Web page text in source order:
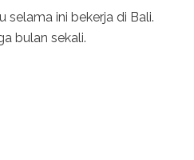
selama ini bekerja di Bali.
bulan sekali.